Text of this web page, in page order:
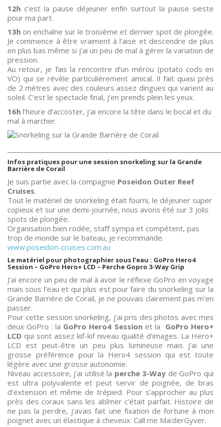
12h c’est la pause déjeuner enfin surtout la pause sieste
pour ma part.
13h on enchaîne sur le troisième et dernier spot de plongée.
Je commence à être vraiment à l’aise et descendre de plus
en plus bas même si j’ai un peu de mal à gérer la variation de
pression.
Au retour, je fais la rencontre d’un mérou (potato cods en
VO) qui se révèle particulièrement amical. Il fait quasi près
de 2 mètres avec des couleurs assez dingues qui varient au
soleil. C’est le spectacle final, j’en prends plein les yeux.
16h l’heure d’accoster, j’ai encore la tête dans le bocal et du
mal à marcher.
Infos pratiques pour une session snorkeling sur la Grande
Barrière de Corail
Je suis partie avec la compagnie Poseidon Outer Reef
Cruises.
Tout le matériel de snorkeling était fourni, le déjeuner super
copieux et sur une demi-journée, nous avons été sur 3 jolis
spots de plongée.
Organisation bien rodée, staff sympa et compétent, pas
trop de monde sur le bateau, je recommande.
www.poseidon-cruises.com.au
Le matériel pour photographier sous l’eau : GoPro Hero4
Session – GoPro Hero+ LCD – Perche Gopro 3-Way Grip
J’ai encore un peu de mal à avoir le réflexe GoPro en voyage
mais sous l’eau et qui plus est pour faire du snorkeling sur la
Grande Barrière de Corail, je ne pouvais clairement pas m’en
passer.
Pour cette session snorkeling, j’ai pris des photos avec mes
deux GoPro : la GoPro Hero4 Sessionet la GoPro Hero+
LCD qui sont assez kif-kif niveau qualité d’images. La Hero+
LCD est peut-être un peu plus lumineuse mais j’ai une
grosse préférence pour la Hero4 session qui est toute
légère avec une grosse autonomie.
Niveau accessoire, j’ai utilisé la perche 3-Way de GoPro qui
est ultra polyvalente et peut servir de poignée, de bras
d’extension et même de trépied. Pour s’approcher au plus
près des coraux sans les abîmer c’était parfait. Histoire de
ne pas la perdre, j’avais fait une fixation de fortune à mon
poignet avec un élastique à cheveux. Call me MaïderGyver.